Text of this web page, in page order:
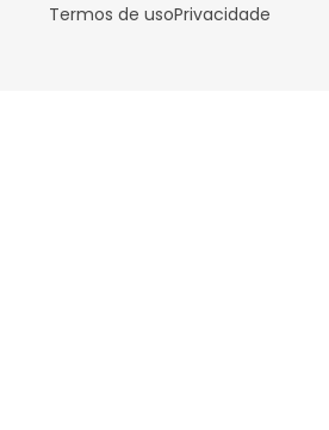
Termos de usoPrivacidade